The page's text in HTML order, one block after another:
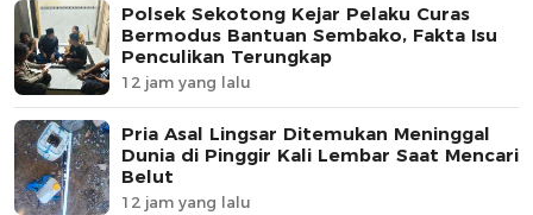
Polsek Sekotong Kejar Pelaku Curas
Bermodus Bantuan Sembako, Fakta Isu
Penculikan Terungkap
12 jam yang lalu
Pria Asal Lingsar Ditemukan Meninggal
Dunia di Pinggir Kali Lembar Saat Mencari
Belut
12 jam yang lalu